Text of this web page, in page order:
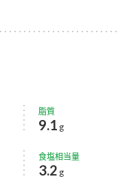
脂質
9.1 g
食塩相当量
3.2 g